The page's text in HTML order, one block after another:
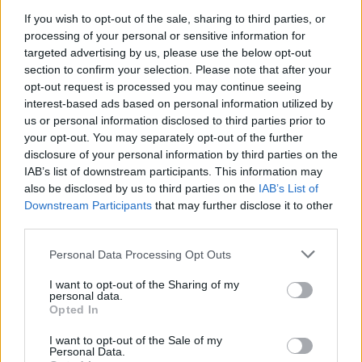
If you wish to opt-out of the sale, sharing to third parties, or
processing of your personal or sensitive information for
targeted advertising by us, please use the below opt-out
section to confirm your selection. Please note that after your
opt-out request is processed you may continue seeing
interest-based ads based on personal information utilized by
us or personal information disclosed to third parties prior to
your opt-out. You may separately opt-out of the further
disclosure of your personal information by third parties on the
IAB’s list of downstream participants. This information may
also be disclosed by us to third parties on the IAB’s List of
Downstream Participants that may further disclose it to other
Personal Data Processing Opt Outs
I want to opt-out of the Sharing of my
personal data.
Opted In
I want to opt-out of the Sale of my
Personal Data.
Δαμασκό – Τουλάχιστον 2 νεκροί και 13 τραυματίες
21:43
Απίστευτο περιστατικό σε αγώνα μπέιζμπολ: Μπαστούνι
παίκτη εκτοξεύτηκε στις κερκίδες και τραυμάτισε θεατή
- Δείτε βίντεο
ΠΕΡΙΣΣΟΤΕΡΑ
ΣΧΕΤΙΚA AΡΘΡΑ
ΟΦΗ: Μεγάλο προβάδισμα πρόκρισης για την ΤΣΣΚΑ
πρόκρισης για την ΤΣΣΚΑ